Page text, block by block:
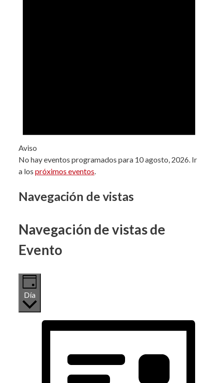
Aviso
No hay eventos programados para 10 agosto, 2026. Ir
a los próximos eventos.
Navegación de vistas
Navegación de vistas de
Evento
Día